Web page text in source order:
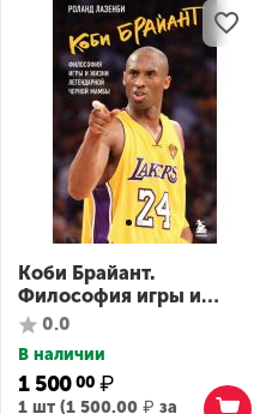
Коби Брайант.
Философия игры и
жизни легендарной
Черной Мамбы
0.0
В наличии
1 50000 ₽
1 шт (1 500.00 ₽ за